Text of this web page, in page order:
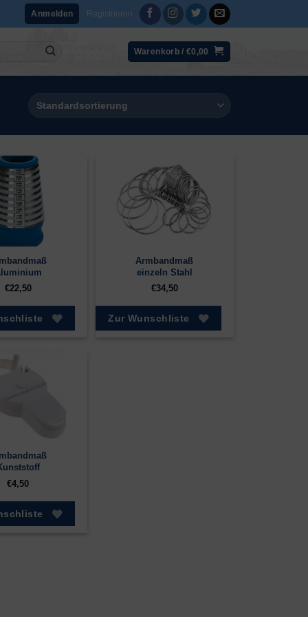
Anmelden Registrieren
Warenkorb /€0,00
€22,50
Armbandmaß
einzeln Stahl
€34,50
Zur Wunschliste
€4,50